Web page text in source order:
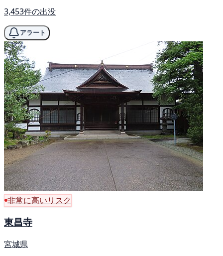
3,453件の出没
アラート
非常に高いリスク
東昌寺
宮城県